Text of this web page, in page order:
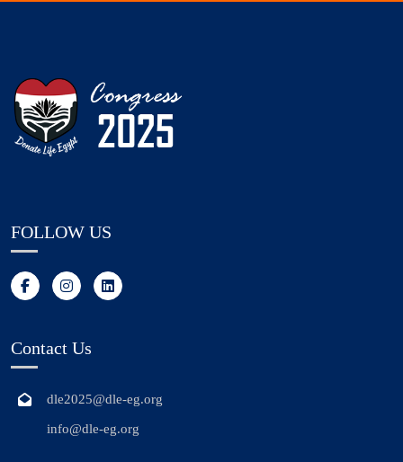
FOLLOW US
Contact Us
dle2025@dle-eg.org
info@dle-eg.org